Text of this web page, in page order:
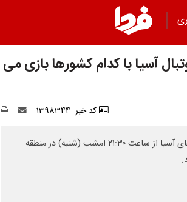
آسیا با کدام کشورها بازی می
کد خبر: 1398344
قرعه‌کشی نوزدهمین دوره جام ملت‌های آسیا از ساعت ۲۱:۳۰ امشب (شنبه) در منطقه